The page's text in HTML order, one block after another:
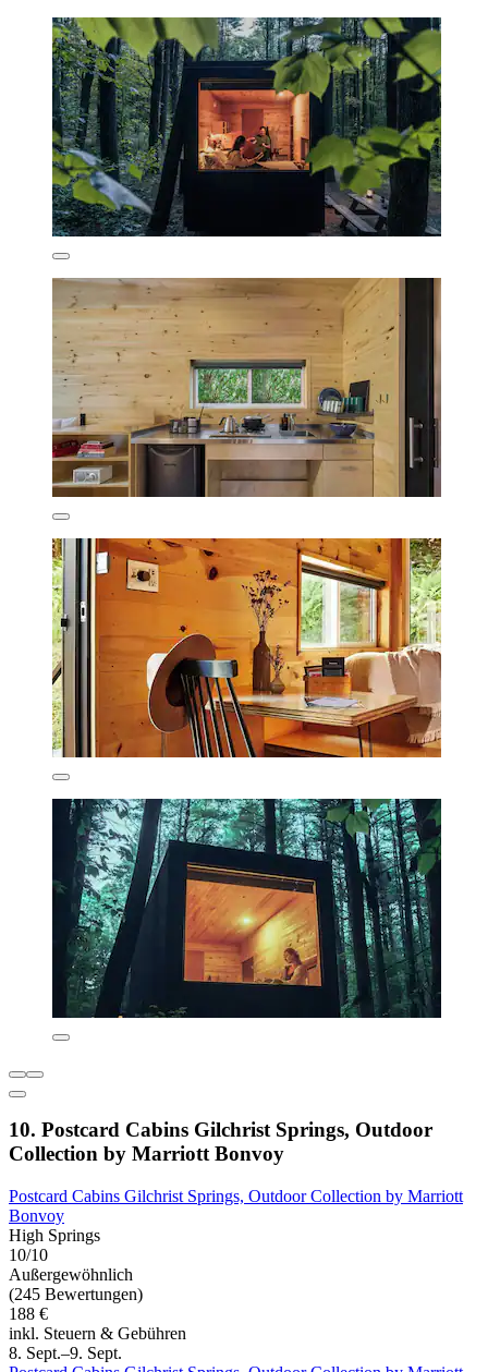
10. Postcard Cabins Gilchrist Springs, Outdoor
Collection by Marriott Bonvoy
Postcard Cabins Gilchrist Springs, Outdoor Collection by Marriott
Bonvoy
High Springs
10/10
Außergewöhnlich
(245 Bewertungen)
188 €
inkl. Steuern & Gebühren
8. Sept.–9. Sept.